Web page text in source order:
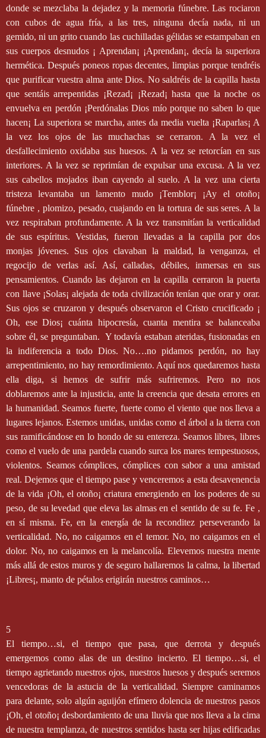
donde se mezclaba la dejadez y la memoria fúnebre. Las rociaron
con cubos de agua fría, a las tres, ninguna decía nada, ni un
gemido, ni un grito cuando las cuchilladas gélidas se estampaban en
sus cuerpos desnudos ¡ Aprendan¡ ¡Aprendan¡, decía la superiora
hermética. Después poneos ropas decentes, limpias porque tendréis
que purificar vuestra alma ante Dios. No saldréis de la capilla hasta
que sentáis arrepentidas ¡Rezad¡ ¡Rezad¡ hasta que la noche os
envuelva en perdón ¡Perdónalas Dios mío porque no saben lo que
hacen¡ La superiora se marcha, antes da media vuelta ¡Raparlas¡ A
la vez los ojos de las muchachas se cerraron. A la vez el
desfallecimiento oxidaba sus huesos. A la vez se retorcían en sus
interiores. A la vez se reprimían de expulsar una excusa. A la vez
sus cabellos mojados iban cayendo al suelo. A la vez una cierta
tristeza levantaba un lamento mudo ¡Temblor¡ ¡Ay el otoño¡
fúnebre , plomizo, pesado, cuajando en la tortura de sus seres. A la
vez respiraban profundamente. A la vez transmitían la verticalidad
de sus espíritus. Vestidas, fueron llevadas a la capilla por dos
monjas jóvenes. Sus ojos clavaban la maldad, la venganza, el
regocijo de verlas así. Así, calladas, débiles, inmersas en sus
pensamientos. Cuando las dejaron en la capilla cerraron la puerta
con llave ¡Solas¡ alejada de toda civilización tenían que orar y orar.
Sus ojos se cruzaron y después observaron el Cristo crucificado ¡
Oh, ese Dios¡ cuánta hipocresía, cuanta mentira se balanceaba
sobre él, se preguntaban. Y todavía estaban ateridas, fusionadas en
la indiferencia a todo Dios. No….no pidamos perdón, no hay
arrepentimiento, no hay remordimiento. Aquí nos quedaremos hasta
ella diga, si hemos de sufrir más sufriremos. Pero no nos
doblaremos ante la injusticia, ante la creencia que desata errores en
la humanidad. Seamos fuerte, fuerte como el viento que nos lleva a
lugares lejanos. Estemos unidas, unidas como el árbol a la tierra con
sus ramificándose en lo hondo de su entereza. Seamos libres, libres
como el vuelo de una pardela cuando surca los mares tempestuosos,
violentos. Seamos cómplices, cómplices con sabor a una amistad
real. Dejemos que el tiempo pase y venceremos a esta desavenencia
de la vida ¡Oh, el otoño¡ criatura emergiendo en los poderes de su
peso, de su levedad que eleva las almas en el sentido de su fe. Fe ,
en sí misma. Fe, en la energía de la reconditez perseverando la
verticalidad. No, no caigamos en el temor. No, no caigamos en el
dolor. No, no caigamos en la melancolía. Elevemos nuestra mente
más allá de estos muros y de seguro hallaremos la calma, la libertad
¡Libres¡, manto de pétalos erigirán nuestros caminos…
5
El tiempo…si, el tiempo que pasa, que derrota y después
emergemos como alas de un destino incierto. El tiempo…si, el
tiempo agrietando nuestros ojos, nuestros huesos y después seremos
vencedoras de la astucia de la verticalidad. Siempre caminamos
para delante, solo algún aguijón efímero dolencia de nuestros pasos
¡Oh, el otoño¡ desbordamiento de una lluvia que nos lleva a la cima
de nuestra templanza, de nuestros sentidos hasta ser hijas edificadas